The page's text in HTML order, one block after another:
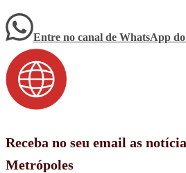
Entre no canal de WhatsApp do
Receba no seu email as
Metrópoles